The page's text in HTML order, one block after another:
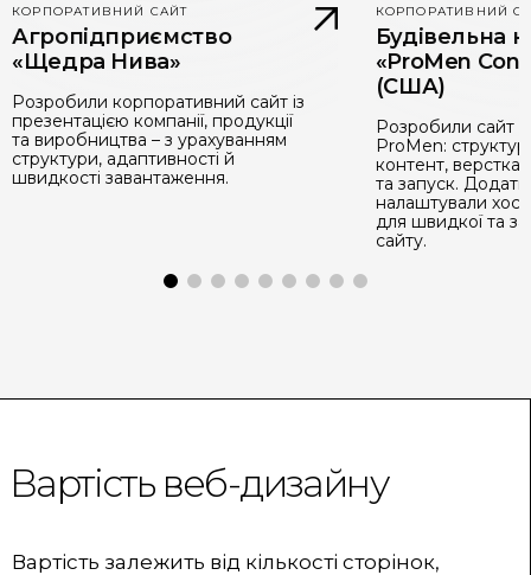
КОРПОРАТИВНИЙ САЙТ
Агропідприємство
«Щедра Нива»
Розробили корпоративний сайт із
презентацією компанії, продукції
та виробництва – з урахуванням
структури, адаптивності й
швидкості завантаження.
КОРПОРАТИВНИЙ
Будівельна
«ProMen
(США)
Розробили сайт
ProMen:
контент,
та запуск.
налаштували
для швидкої та
сайту.
Вартість веб-дизайну
Вартість залежить від кількості сторінок,